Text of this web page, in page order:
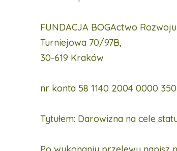
FUNDACJA BOGActwo Rozwoju
Turniejowa 70/97B,
30-619 Kraków
nr konta 58 1140 2004 0000
Tytułem: Darowizna na cele